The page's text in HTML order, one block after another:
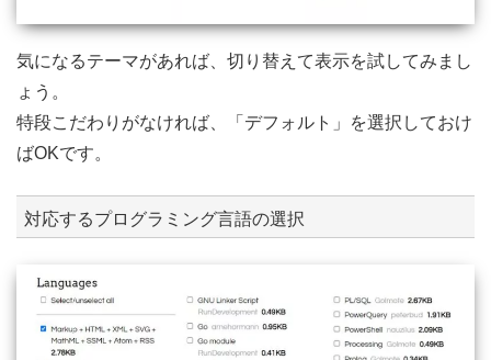
気になるテーマがあれば、切り替えて表示を試してみまし
ょう。
特段こだわりがなければ、「デフォルト」を選択しておけ
ばOKです。
対応するプログラミング言語の選択